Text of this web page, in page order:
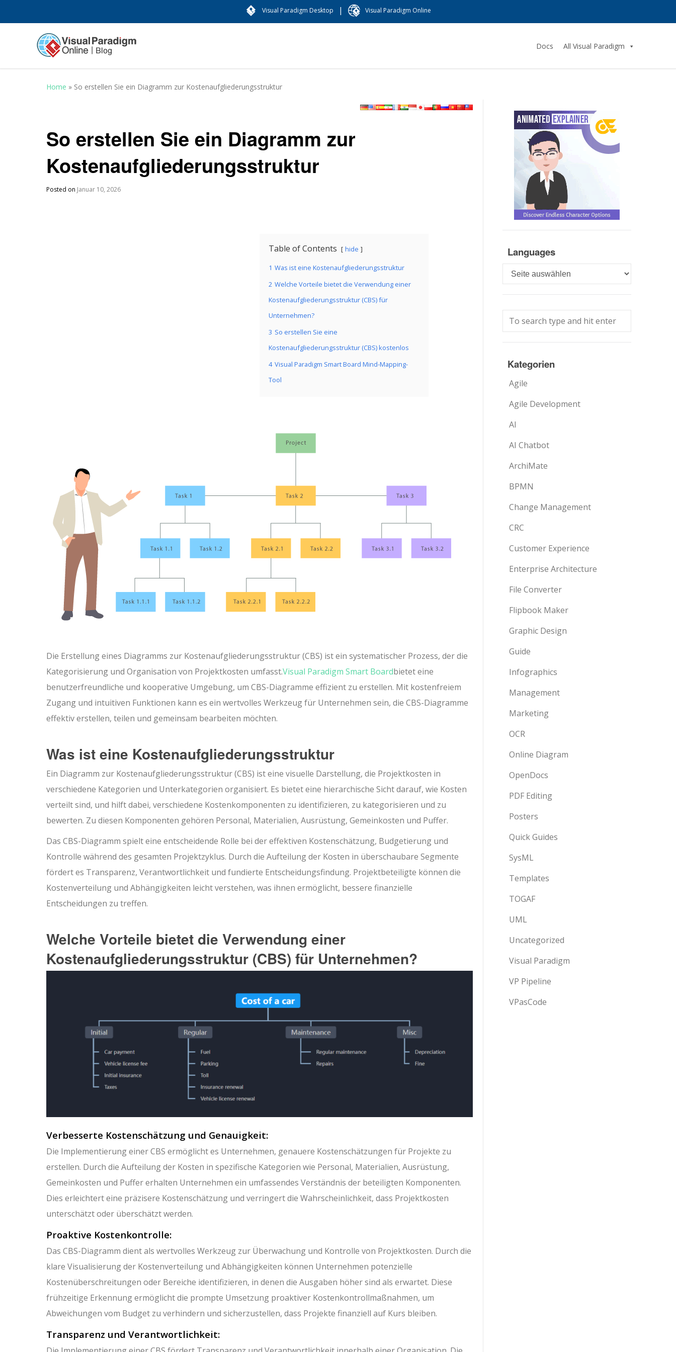
Visual Paradigm Desktop | Visual Paradigm Online
Docs All Visual Paradigm
Home » So erstellen Sie ein Diagramm zur Kostenaufgliederungsstruktur
So erstellen Sie ein Diagramm zur
Kostenaufgliederungsstruktur
Posted on Januar 10, 2026
Table of Contents hide
1 Was ist eine Kostenaufgliederungsstruktur
2 Welche Vorteile bietet die Verwendung einer
Kostenaufgliederungsstruktur (CBS) für
Unternehmen?
3 So erstellen Sie eine
Kostenaufgliederungsstruktur (CBS) kostenlos
4 Visual Paradigm Smart Board Mind-Mapping-
Tool
Die Erstellung eines Diagramms zur Kostenaufgliederungsstruktur (CBS) ist ein systematischer Prozess, der die
Kategorisierung und Organisation von Projektkosten umfasst.Visual Paradigm Smart Boardbietet eine
benutzerfreundliche und kooperative Umgebung, um CBS-Diagramme effizient zu erstellen. Mit kostenfreiem
Zugang und intuitiven Funktionen kann es ein wertvolles Werkzeug für Unternehmen sein, die CBS-Diagramme
effektiv erstellen, teilen und gemeinsam bearbeiten möchten.
Was ist eine Kostenaufgliederungsstruktur
Ein Diagramm zur Kostenaufgliederungsstruktur (CBS) ist eine visuelle Darstellung, die Projektkosten in
verschiedene Kategorien und Unterkategorien organisiert. Es bietet eine hierarchische Sicht darauf, wie Kosten
verteilt sind, und hilft dabei, verschiedene Kostenkomponenten zu identifizieren, zu kategorisieren und zu
bewerten. Zu diesen Komponenten gehören Personal, Materialien, Ausrüstung, Gemeinkosten und Puffer.
Das CBS-Diagramm spielt eine entscheidende Rolle bei der effektiven Kostenschätzung, Budgetierung und
Kontrolle während des gesamten Projektzyklus. Durch die Aufteilung der Kosten in überschaubare Segmente
fördert es Transparenz, Verantwortlichkeit und fundierte Entscheidungsfindung. Projektbeteiligte können die
Kostenverteilung und Abhängigkeiten leicht verstehen, was ihnen ermöglicht, bessere finanzielle
Entscheidungen zu treffen.
Welche Vorteile bietet die Verwendung einer
Kostenaufgliederungsstruktur (CBS) für Unternehmen?
Verbesserte Kostenschätzung und Genauigkeit:
Die Implementierung einer CBS ermöglicht es Unternehmen, genauere Kostenschätzungen für Projekte zu
erstellen. Durch die Aufteilung der Kosten in spezifische Kategorien wie Personal, Materialien, Ausrüstung,
Gemeinkosten und Puffer erhalten Unternehmen ein umfassendes Verständnis der beteiligten Komponenten.
Dies erleichtert eine präzisere Kostenschätzung und verringert die Wahrscheinlichkeit, dass Projektkosten
unterschätzt oder überschätzt werden.
Proaktive Kostenkontrolle:
Das CBS-Diagramm dient als wertvolles Werkzeug zur Überwachung und Kontrolle von Projektkosten. Durch die
klare Visualisierung der Kostenverteilung und Abhängigkeiten können Unternehmen potenzielle
Kostenüberschreitungen oder Bereiche identifizieren, in denen die Ausgaben höher sind als erwartet. Diese
frühzeitige Erkennung ermöglicht die prompte Umsetzung proaktiver Kostenkontrollmaßnahmen, um
Abweichungen vom Budget zu verhindern und sicherzustellen, dass Projekte finanziell auf Kurs bleiben.
Transparenz und Verantwortlichkeit:
Languages
Languages
Kategorien
Agile
Agile Development
AI
AI Chatbot
ArchiMate
BPMN
Change Management
CRC
Customer Experience
Enterprise Architecture
File Converter
Flipbook Maker
Graphic Design
Guide
Infographics
Management
Marketing
OCR
Online Diagram
OpenDocs
PDF Editing
Posters
Quick Guides
SysML
Templates
TOGAF
UML
Uncategorized
Visual Paradigm
VP Pipeline
VPasCode